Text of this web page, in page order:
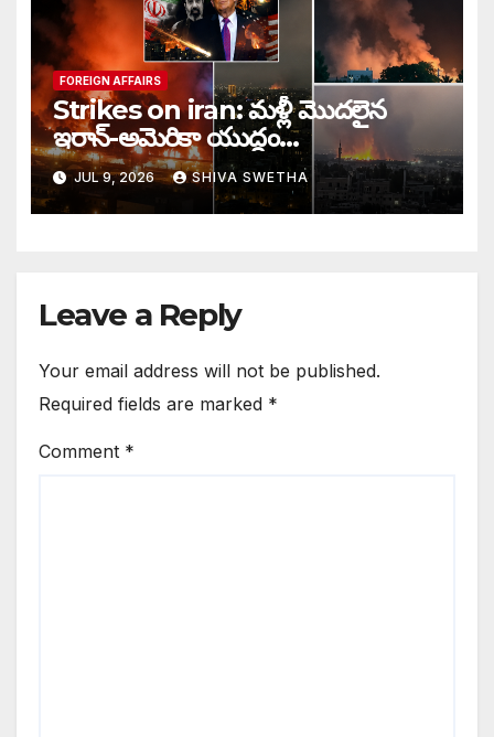
FOREIGN AFFAIRS
Strikes on iran: మళ్లీ మొదలైన
ఇరాన్-అమెరికా యుద్ధం…
JUL 9, 2026 SHIVA SWETHA
Leave a Reply
Your email address will not be published.
Required fields are marked *
Comment *